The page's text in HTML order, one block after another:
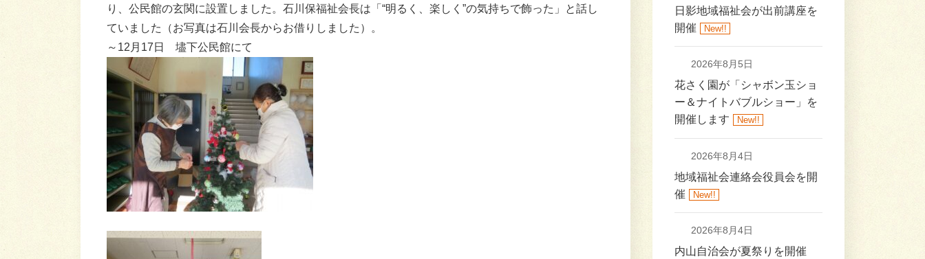
り、公民館の玄関に設置しました。石川保福祉会長は「“明るく、楽しく”の気持ちで飾った」と話し
ていました（お写真は石川会長からお借りしました）。
～12月17日 壗下公民館にて
日影地域福祉会が出前講座を
開催
New!!
2026年8月5日
花さく園が「シャボン玉ショ
ー＆ナイトバブルショー」を
開催します
New!!
2026年8月4日
地域福祉会連絡会役員会を開
催
New!!
2026年8月4日
内山自治会が夏祭りを開催